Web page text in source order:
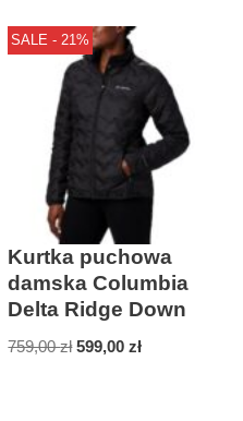
SALE - 21%
Kurtka puchowa
damska Columbia
Delta Ridge Down
759,00zł 599,00zł